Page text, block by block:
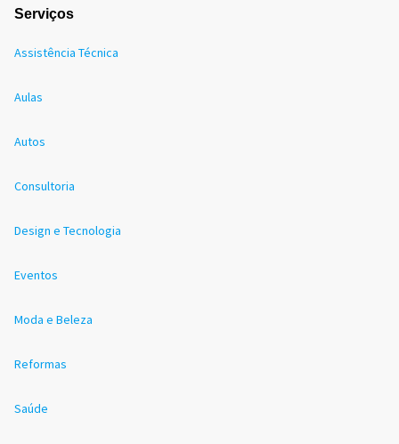
Serviços
Assistência Técnica
Aulas
Autos
Consultoria
Design e Tecnologia
Eventos
Moda e Beleza
Reformas
Saúde